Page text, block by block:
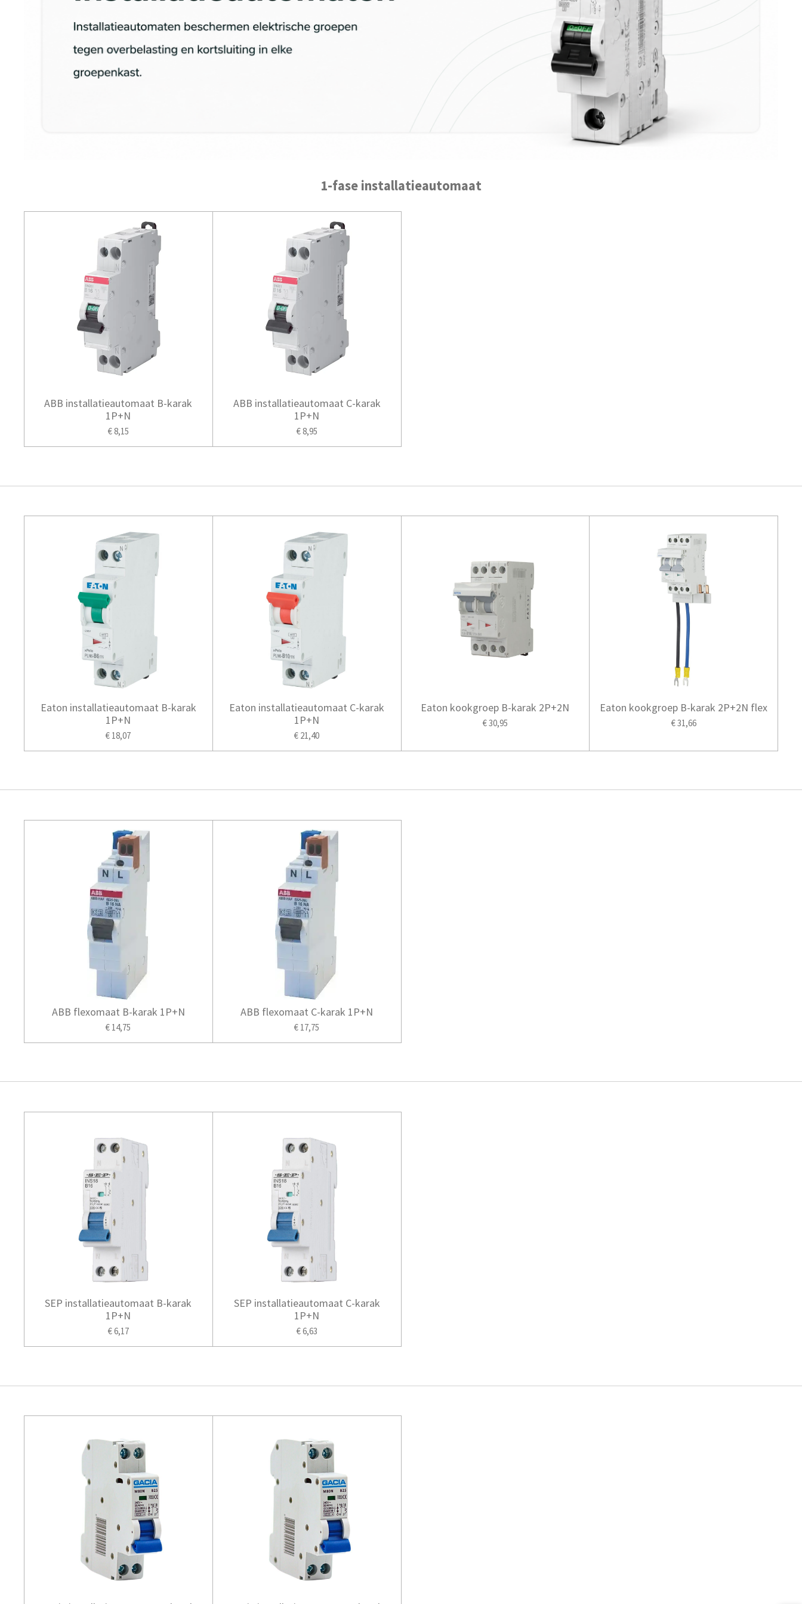
1-fase installatieautomaat
ABB installatieautomaat B-karak
1P+N
€ 8,15
ABB installatieautomaat C-karak
1P+N
€ 8,95
Eaton installatieautomaat B-karak
1P+N
€ 18,07
Eaton installatieautomaat C-karak
1P+N
€ 21,40
Eaton kookgroep B-karak 2P+2N
€ 30,95
Eaton kookgroep B-karak 2P+2N flex
€ 31,66
ABB flexomaat B-karak 1P+N
€ 14,75
ABB flexomaat C-karak 1P+N
€ 17,75
SEP installatieautomaat B-karak
1P+N
€ 6,17
SEP installatieautomaat C-karak
1P+N
€ 6,63